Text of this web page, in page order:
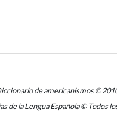
de americanismos ©
de la Lengua Española © Todos